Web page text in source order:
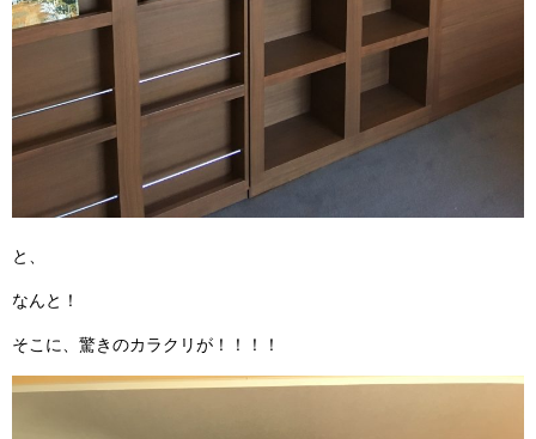
と、
なんと！
そこに、驚きのカラクリが！！！！